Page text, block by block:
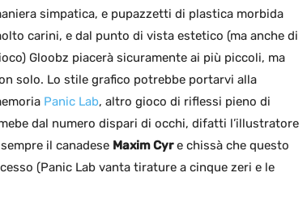
simpatica, e pupazzetti di plastica morbida
carini, e dal punto di vista estetico (ma anche di
Gloobz piacerà sicuramente ai più piccoli, ma
solo. Lo stile grafico potrebbe portarvi alla
Panic Lab, altro gioco di riflessi pieno di
dal numero dispari di occhi, difatti l’illustratore
il canadese Maxim Cyre chissà che questo
(Panic Lab vanta tirature a cinque zeri e le